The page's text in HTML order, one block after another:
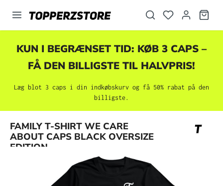
KUN I BEGRÆNSET TID: KØB 3 CAPS –
FÅ DEN BILLIGSTE TIL HALVPRIS!
Læg blot 3 caps i din indkøbskurv og få 50% rabat på den
billigste.
FAMILY T-SHIRT WE CARE
ABOUT CAPS BLACK OVERSIZE
EDITION
Spring over billedgalleri